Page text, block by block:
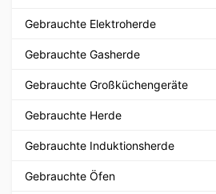
Gebrauchte Elektroherde
Gebrauchte Gasherde
Gebrauchte Großküchengeräte
Gebrauchte Herde
Gebrauchte Induktionsherde
Gebrauchte Öfen